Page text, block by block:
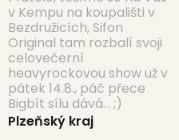
v Kempu na koupališti v
Bezdružicích, Sifon
Original tam rozbalí svoji
celovečerní
heavyrockovou show už v
pátek 14.8., páč přece
Bigbít sílu dává... ;)
Plzeňský kraj